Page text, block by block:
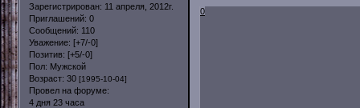
Зарегистрирован: 11 апреля, 2012г.
Приглашений: 0
Сообщений: 110
Уважение: [+7/-0]
Позитив: [+5/-0]
Пол: Мужской
Возраст: 30 [1995-10-04]
Провел на форуме:
4 дня 23 часа
0